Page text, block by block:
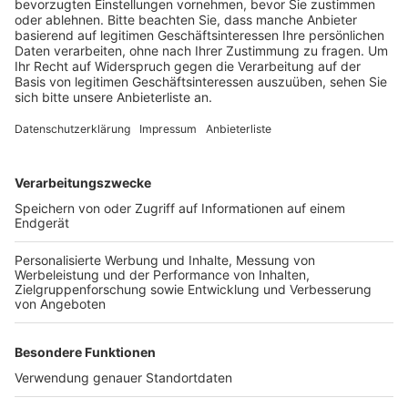
Veröffentlicht:Dienstag, 11.06.2019 16:47
Anzeige
Dabei war sie einer Streife bereits am Tanzbrunnen
dem Pfälzischen Ring drehte sie dann richtig auf. Sie
beschleunigte den BMW auf Tempo 120 – erlaubt sind
dort 50 km/h. Die Fahrt wurde dann aber schnell von
den Polizisten beendet.
Anzeige